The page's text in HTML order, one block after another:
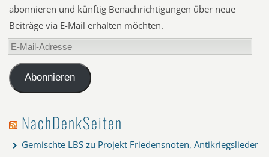
abonnieren und künftig Benachrichtigungen über neue
Beiträge via E-Mail erhalten möchten.
E-
Mail-
AdresseAbonnieren
NachDenkSeiten
Gemischte LBS zu Projekt Friedensnoten, Antikriegslieder